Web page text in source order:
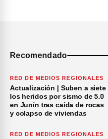
Recomendado
RED DE MEDIOS REGIONALES
Actualización | Suben a siete
los heridos por sismo de 5.0
en Junín tras caída de rocas
y colapso de viviendas
RED DE MEDIOS REGIONALES